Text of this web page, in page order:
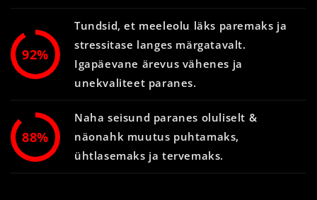
92%
Tundsid, et meeleolu läks paremaks ja
stressitase langes märgatavalt.
Igapäevane ärevus vähenes ja
unekvaliteet paranes.
88%
Naha seisund paranes oluliselt &
näonahk muutus puhtamaks,
ühtlasemaks ja tervemaks.